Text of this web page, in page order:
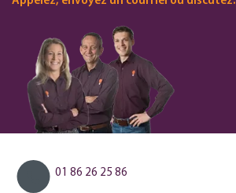
01 86 26 25 86